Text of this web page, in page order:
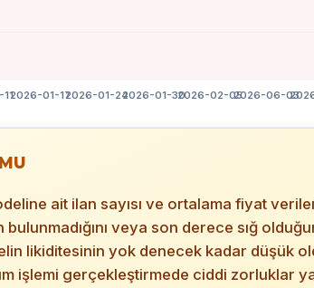
ait ilan sayısı ve ortalama fiyat
veya son derece sığ
likiditesinin yok denecek kadar düşük
işlemi gerçekleştirmede ciddi zorluklar